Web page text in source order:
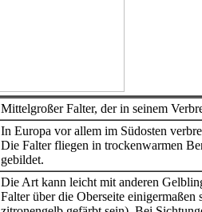
Mittelgroßer Falter, der in seinem
In Europa vor allem im Südosten
Die Falter fliegen in trockenwarmen
gebildet.
Die Art kann leicht mit anderen
Falter über die Oberseite